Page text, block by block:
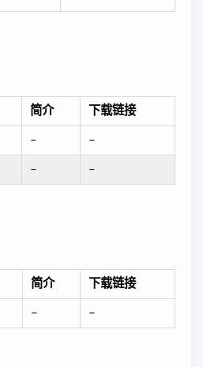
简介 下载链接
– –
– –
简介 下载链接
– –